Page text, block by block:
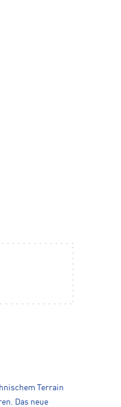
Terrain
Das neue